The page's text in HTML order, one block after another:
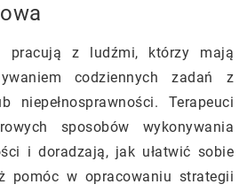
pracują z ludźmi, którzy mają
codziennych zadań z
niepełnosprawności. Terapeuci
sposobów wykonywania
i doradzają, jak ułatwić sobie
pomóc w opracowaniu strategii